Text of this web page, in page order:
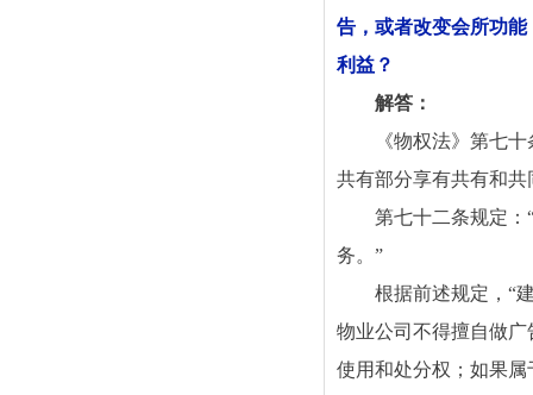
告，或者改变会所功
利益？
解答：
《物权法》第七
共有部分享有共有和共
第七十二条规定
务。”
根据前述规定，“
物业公司不得擅自做广
使用和处分权；如果